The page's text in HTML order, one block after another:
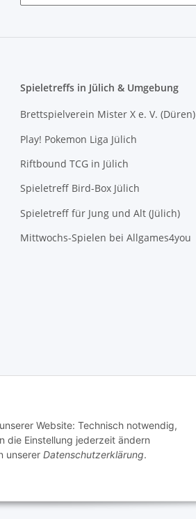
Website: Technisch notwendig,
die Einstellung jederzeit ändern
unserer Datenschutzerklärung.
Spieletreffs in Jülich & Umgebung
Brettspielverein Mister X e. V. (Düren)
Play! Pokemon Liga Jülich
Riftbound TCG in Jülich
Spieletreff Bird-Box Jülich
Spieletreff für Jung und Alt (Jülich)
Mittwochs-Spielen bei Allgames4you